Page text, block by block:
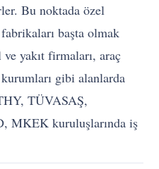
Bu noktada özel
başta olmak
yakıt firmaları, araç
gibi alanlarda
TÜVASAŞ,
MKEK kuruluşlarında iş